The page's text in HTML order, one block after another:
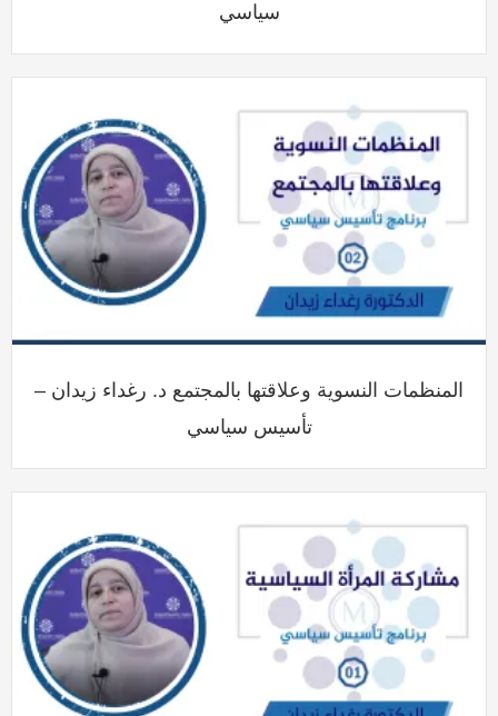
سياسي
المنظمات النسوية وعلاقتها بالمجتمع د. رغداء زيدان –
تأسيس سياسي